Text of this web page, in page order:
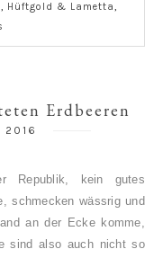
, Hüftgold & Lametta,
Erdbeeren
Republik, kein gutes
schmecken wässrig und
an der Ecke komme,
sind also auch nicht so